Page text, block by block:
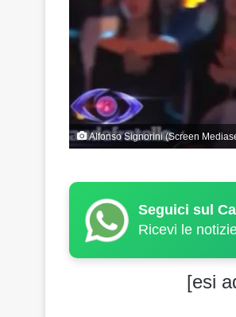
Alfonso Signorini (Screen
Seguici sul
Ricevi le
[esi